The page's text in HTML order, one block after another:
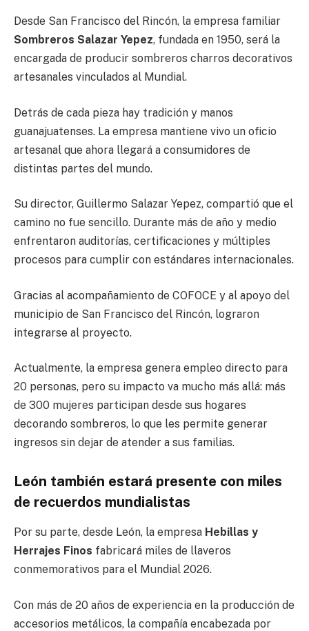
Desde San Francisco del Rincón, la empresa familiar
Sombreros Salazar Yepez, fundada en 1950, será la
encargada de producir sombreros charros decorativos
artesanales vinculados al Mundial.
Detrás de cada pieza hay tradición y manos
guanajuatenses. La empresa mantiene vivo un oficio
artesanal que ahora llegará a consumidores de
distintas partes del mundo.
Su director, Guillermo Salazar Yepez, compartió que el
camino no fue sencillo. Durante más de año y medio
enfrentaron auditorías, certificaciones y múltiples
procesos para cumplir con estándares internacionales.
Gracias al acompañamiento de COFOCE y al apoyo del
municipio de San Francisco del Rincón, lograron
integrarse al proyecto.
Actualmente, la empresa genera empleo directo para
20 personas, pero su impacto va mucho más allá: más
de 300 mujeres participan desde sus hogares
decorando sombreros, lo que les permite generar
ingresos sin dejar de atender a sus familias.
León también estará presente con miles
de recuerdos mundialistas
Por su parte, desde León, la empresa Hebillas y
Herrajes Finos fabricará miles de llaveros
conmemorativos para el Mundial 2026.
Con más de 20 años de experiencia en la producción de
accesorios metálicos, la compañía encabezada por